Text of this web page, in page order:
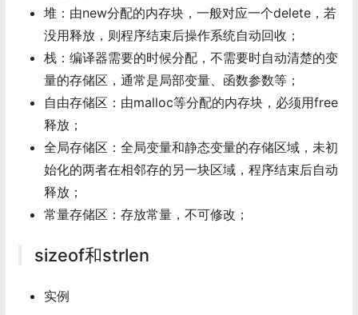
堆：由new分配的内存块，一般对应一个delete，若
没用释放，则程序结束后操作系统自动回收；
栈：编译器需要的时候分配，不需要时自动清楚的变
量的存储区，通常是局部变量、函数参数等；
自由存储区：由malloc等分配的内存块，必须用free
释放；
全局存储区：全局变量和静态变量的存储区域，未初
始化的两者在相邻存的另一块区域，程序结束后自动
释放；
常量存储区：存放常量，不可修改；
sizeof和strlen
实例